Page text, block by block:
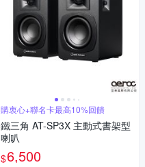
購衷心+聯名卡最高10%回饋
鐵三角 AT-SP3X 主動式書架型
喇叭
$6,500